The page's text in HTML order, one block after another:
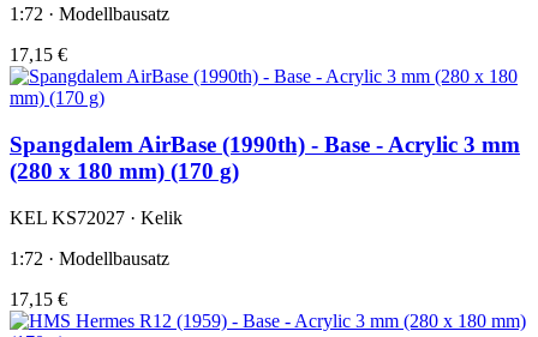
1:72 · Modellbausatz
17,15 €
Spangdalem AirBase (1990th) - Base - Acrylic 3 mm
(280 x 180 mm) (170 g)
KEL KS72027 · Kelik
1:72 · Modellbausatz
17,15 €